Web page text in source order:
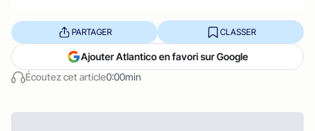
Écoutez cet article0:00min
PARTAGER CLASSER
Ajouter Atlantico en favori sur Google